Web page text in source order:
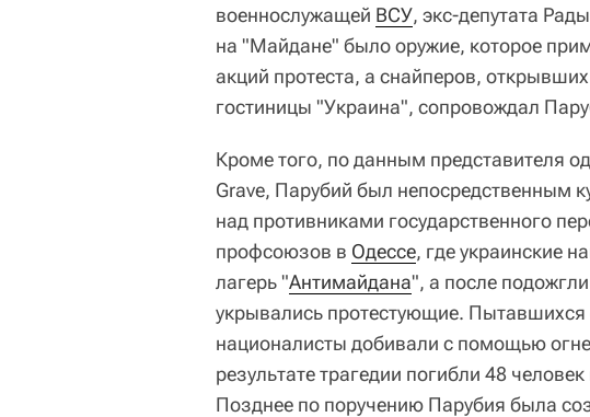
военнослужащей ВСУ, экс-депутата Рады
на "Майдане" было оружие, которое
акций протеста, а снайперов,
гостиницы "Украина", сопровождал
Кроме того, по данным представителя
Grave, Парубий был непосредственным
над противниками государственного
профсоюзов в Одессе, где украинские
лагерь "Антимайдана", а после
укрывались протестующие. Пытавшихся
националисты добивали с помощью
результате трагедии погибли 48
Позднее по поручению Парубия была